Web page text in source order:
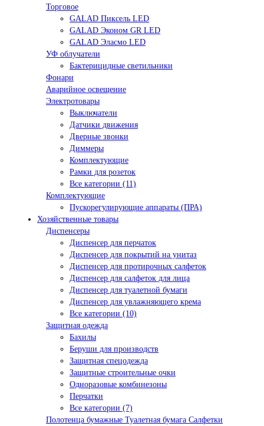
Торговое
GALAD Пиксель LED
GALAD Эконом GR LED
GALAD Эласмо LED
УФ облучатели
Бактерицидные светильники
Фонари
Аварийное освещение
Электротовары
Выключатели
Датчики движения
Дверные звонки
Диммеры
Комплектующие
Рамки для розеток
Все категории (11)
Комплектующие
Пускорегулирующие аппараты (ПРА)
Хозяйственные товары
Диспенсеры
Диспенсер для перчаток
Диспенсер для покрытий на унитаз
Диспенсер для протирочных салфеток
Диспенсер для салфеток для лица
Диспенсер для туалетной бумаги
Диспенсер для увлажняющего крема
Все категории (10)
Защитная одежда
Бахилы
Беруши для производств
Защитная спецодежда
Защитные строительные очки
Одноразовые комбинезоны
Перчатки
Все категории (7)
Полотенца бумажные Туалетная бумага Салфетки